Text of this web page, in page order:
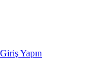
Yapın